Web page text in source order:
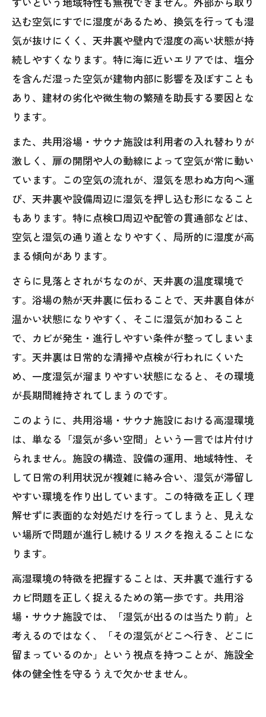
込む空気にすでに湿度があるため、換気を行っても湿
気が抜けにくく、天井裏や壁内で湿度の高い状態が持
続しやすくなります。特に海に近いエリアでは、塩分
を含んだ湿った空気が建物内部に影響を及ぼすことも
あり、建材の劣化や微生物の繁殖を助長する要因とな
ります。
また、共用浴場・サウナ施設は利用者の入れ替わりが
激しく、扉の開閉や人の動線によって空気が常に動い
ています。この空気の流れが、湿気を思わぬ方向へ運
び、天井裏や設備周辺に湿気を押し込む形になること
もあります。特に点検口周辺や配管の貫通部などは、
空気と湿気の通り道となりやすく、局所的に湿度が高
まる傾向があります。
さらに見落とされがちなのが、天井裏の温度環境で
す。浴場の熱が天井裏に伝わることで、天井裏自体が
温かい状態になりやすく、そこに湿気が加わること
で、カビが発生・進行しやすい条件が整ってしまいま
す。天井裏は日常的な清掃や点検が行われにくいた
め、一度湿気が溜まりやすい状態になると、その環境
が長期間維持されてしまうのです。
このように、共用浴場・サウナ施設における高湿環境
は、単なる「湿気が多い空間」という一言では片付け
られません。施設の構造、設備の運用、地域特性、そ
して日常の利用状況が複雑に絡み合い、湿気が滞留し
やすい環境を作り出しています。この特徴を正しく理
解せずに表面的な対処だけを行ってしまうと、見えな
い場所で問題が進行し続けるリスクを抱えることにな
ります。
高湿環境の特徴を把握することは、天井裏で進行する
カビ問題を正しく捉えるための第一歩です。共用浴
場・サウナ施設では、「湿気が出るのは当たり前」と
考えるのではなく、「その湿気がどこへ行き、どこに
留まっているのか」という視点を持つことが、施設全
体の健全性を守るうえで欠かせません。